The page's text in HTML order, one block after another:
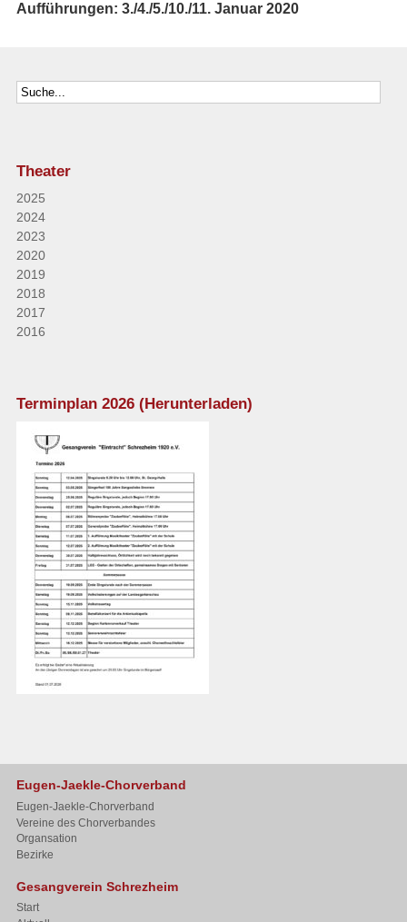
Aufführungen: 3./4./5./10./11. Januar 2020
Theater
2025
2024
2023
2020
2019
2018
2017
2016
Terminplan 2026 (Herunterladen)
Eugen-Jaekle-Chorverband
Eugen-Jaekle-Chorverband
Vereine des Chorverbandes
Organsation
Bezirke
Gesangverein Schrezheim
Start